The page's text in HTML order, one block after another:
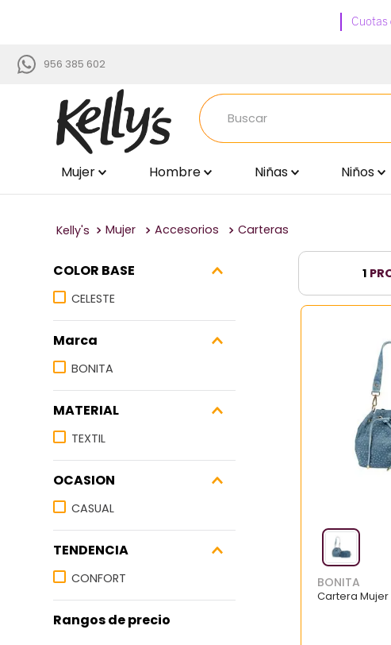
956 385 602
Buscar
Mujer Hombre Niñas Niños
Mujer Accesorios Carteras
COLOR BASE
CELESTE
Marca
BONITA
MATERIAL
TEXTIL
OCASION
CASUAL
TENDENCIA
CONFORT
Rangos de precio
1
BONITA
Cartera Mujer
TÉRMINOS MÁS BUSCADOS
1.
zapatillas
via uno
.
8.
zapato negro mujer
.